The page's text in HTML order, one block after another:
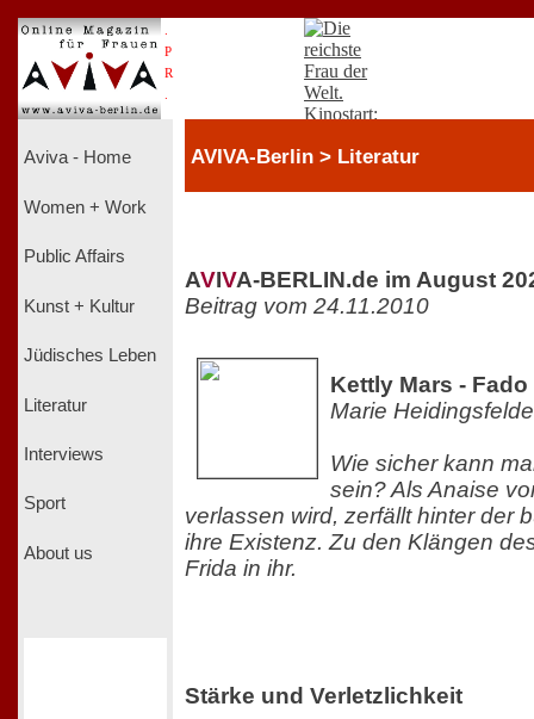
P
R
Aviva - Home
Women + Work
Public Affairs
Kunst + Kultur
Jüdisches Leben
Literatur
Interviews
Sport
About us
AVIVA-Berlin > Literatur
AVIVA-BERLIN.de im August
Beitrag vom 24.11.2010
Kettly Mars - Fado
Marie
Wie sicher kann
sein? Als Anaise
verlassen wird, zerfällt hinter der
ihre Existenz. Zu den Klängen
Frida in ihr.
Stärke und Verletzlichkeit